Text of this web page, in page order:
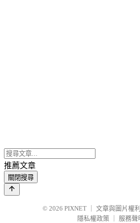
推薦文章
關閉搜尋
© 2026 PIXNET
文章與圖片權
隱私權政策
服務聲